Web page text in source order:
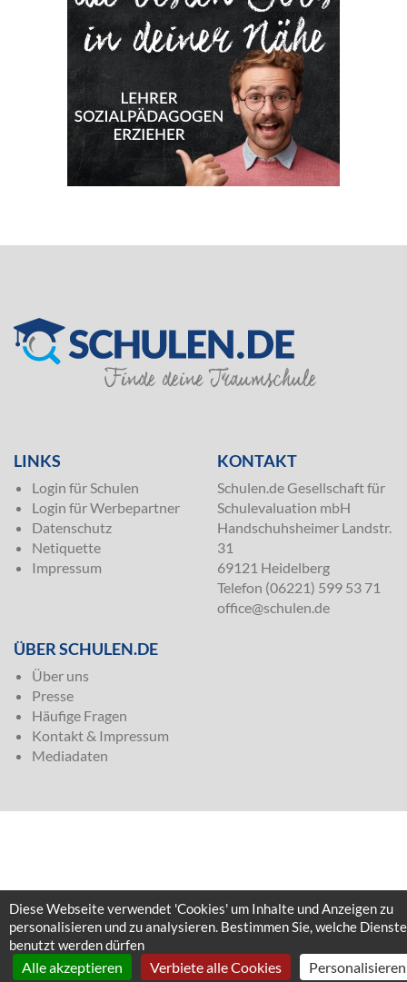
LINKS
Login für Schulen
Login für Werbepartner
Datenschutz
Netiquette
Impressum
KONTAKT
Schulen.de Gesellschaft für
Schulevaluation mbH
Handschuhsheimer Landstr.
31
69121 Heidelberg
Telefon (06221) 599 53 71
office@schulen.de
ÜBER SCHULEN.DE
Über uns
Presse
Häufige Fragen
Kontakt & Impressum
Mediadaten
Diese Webseite verwendet 'Cookies' um Inhalte und Anzeigen zu
personalisieren und zu analysieren. Bestimmen Sie, welche Dienste
benutzt werden dürfen
Alle akzeptieren Verbiete alle Cookies Personalisieren